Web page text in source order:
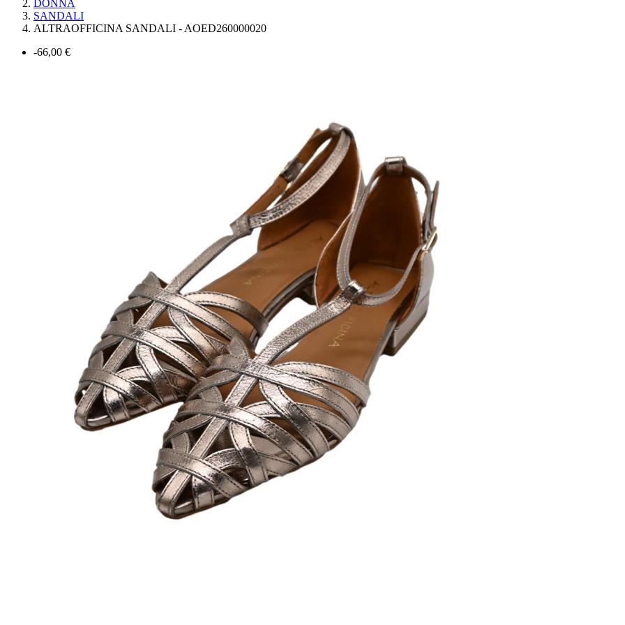
DONNA
SANDALI
ALTRAOFFICINA SANDALI - AOED260000020
-66,00 €